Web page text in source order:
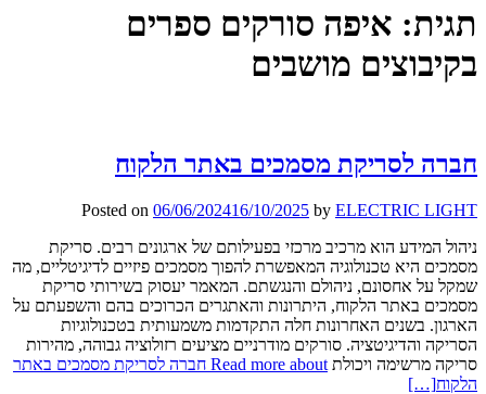
תגית: איפה סורקים ספרים
בקיבוצים מושבים
חברה לסריקת מסמכים באתר הלקוח
Posted on 06/06/202416/10/2025 by ELECTRIC LIGHT
ניהול המידע הוא מרכיב מרכזי בפעילותם של ארגונים רבים. סריקת
מסמכים היא טכנולוגיה המאפשרת להפוך מסמכים פיזיים לדיגיטליים, מה
שמקל על אחסונם, ניהולם והנגשתם. המאמר יעסוק בשירותי סריקת
מסמכים באתר הלקוח, היתרונות והאתגרים הכרוכים בהם והשפעתם על
הארגון. בשנים האחרונות חלה התקדמות משמעותית בטכנולוגיות
הסריקה והדיגיטציה. סורקים מודרניים מציעים רזולוציה גבוהה, מהירות
סריקה מרשימה ויכולת
Read more about חברה לסריקת מסמכים באתר
הלקוח[…]